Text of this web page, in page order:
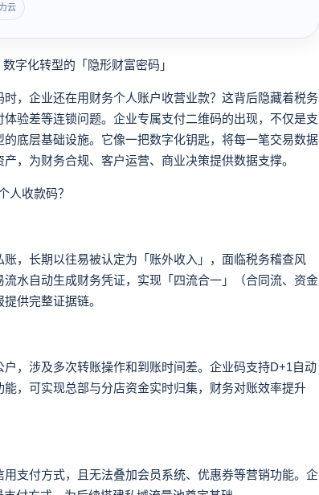
云
化转型的「隐形财富密码」
企业还在用财务个人账户收营业款？这背后隐藏着税务
验差等连锁问题。企业专属支付二维码的出现，不仅是支
底层基础设施。它像一把数字化钥匙，将每一笔交易数据
，为财务合规、客户运营、商业决策提供数据支撑。
收款码？
长期以往易被认定为「账外收入」，面临税务稽查风
水自动生成财务凭证，实现「四流合一」（合同流、资金
供完整证据链。
涉及多次转账操作和到账时间差。企业码支持D+1自动
，可实现总部与分店资金实时归集，财务对账效率提升
付方式，且无法叠加会员系统、优惠券等营销功能。企